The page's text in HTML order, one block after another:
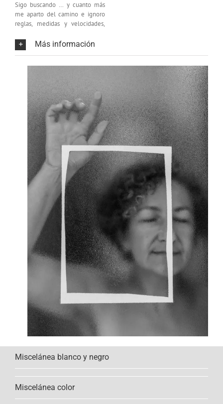
Sigo buscando … y cuanto más
me aparto del camino e ignoro
reglas, medidas y velocidades,
Más información
Miscelánea blanco y negro
Miscelánea color